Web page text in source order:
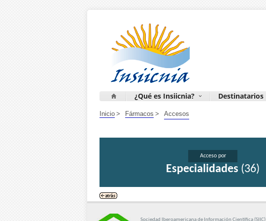
¿Qué es Insiicnia? Destinatarios
Inicio > Fármacos > Accesos
Acceso por
Especialidades (36)